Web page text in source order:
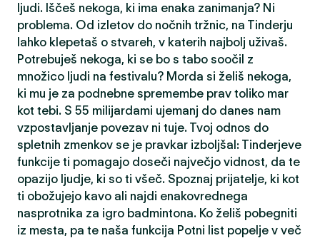
ljudi. Iščeš nekoga, ki ima enaka zanimanja? Ni
problema. Od izletov do nočnih tržnic, na Tinderju
lahko klepetaš o stvareh, v katerih najbolj uživaš.
Potrebuješ nekoga, ki se bo s tabo soočil z
množico ljudi na festivalu? Morda si želiš nekoga,
ki mu je za podnebne spremembe prav toliko mar
kot tebi. S 55 milijardami ujemanj do danes nam
vzpostavljanje povezav ni tuje. Tvoj odnos do
spletnih zmenkov se je pravkar izboljšal: Tinderjeve
funkcije ti pomagajo doseči največjo vidnost, da te
opazijo ljudje, ki so ti všeč. Spoznaj prijatelje, ki kot
ti obožujejo kavo ali najdi enakovrednega
nasprotnika za igro badmintona. Ko želiš pobegniti
iz mesta, pa te naša funkcija Potni list popelje v več